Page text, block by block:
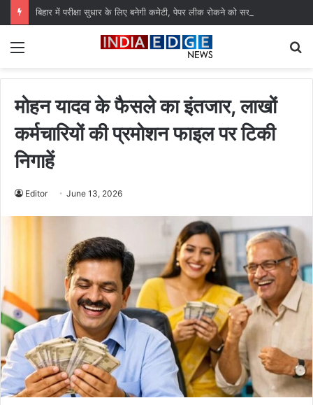
Menu
मोहन यादव के फैसले का इंतजार, लाखों
कर्मचारियों की प्रमोशन फाइल पर टिकी
निगाहें
Editor June 13, 2026